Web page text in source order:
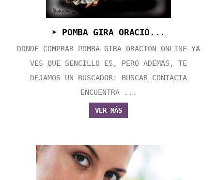
➤ POMBA GIRA ORACIÓ...
DONDE COMPRAR POMBA GIRA ORACIÓN ONLINE YA
VES QUE SENCILLO ES, PERO ADEMÁS, TE
DEJAMOS UN BUSCADOR: BUSCAR CONTACTA
ENCUENTRA ...
VER MÁS